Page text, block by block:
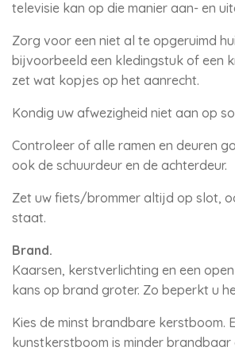
televisie kan op die manier aan- en
Zorg voor een niet al te opgeruimd
bijvoorbeeld een kledingstuk of een
zet wat kopjes op het aanrecht.
Kondig uw afwezigheid niet aan op
Controleer of alle ramen en deuren
ook de schuurdeur en de achterdeur.
Zet uw fiets/brommer altijd op slot,
staat.
Brand.
Kaarsen, kerstverlichting en een
kans op brand groter. Zo beperkt u
Kies de minst brandbare kerstboom.
kunstkerstboom is minder brandbaar